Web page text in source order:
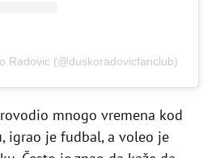
Radovic (@duskoradovicfanclub)
mnogo vremena kod
igrao je fudbal, a voleo je